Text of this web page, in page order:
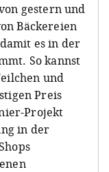
gestern und
Bäckereien
es in der
So kannst
und
Preis
Projekt
in der